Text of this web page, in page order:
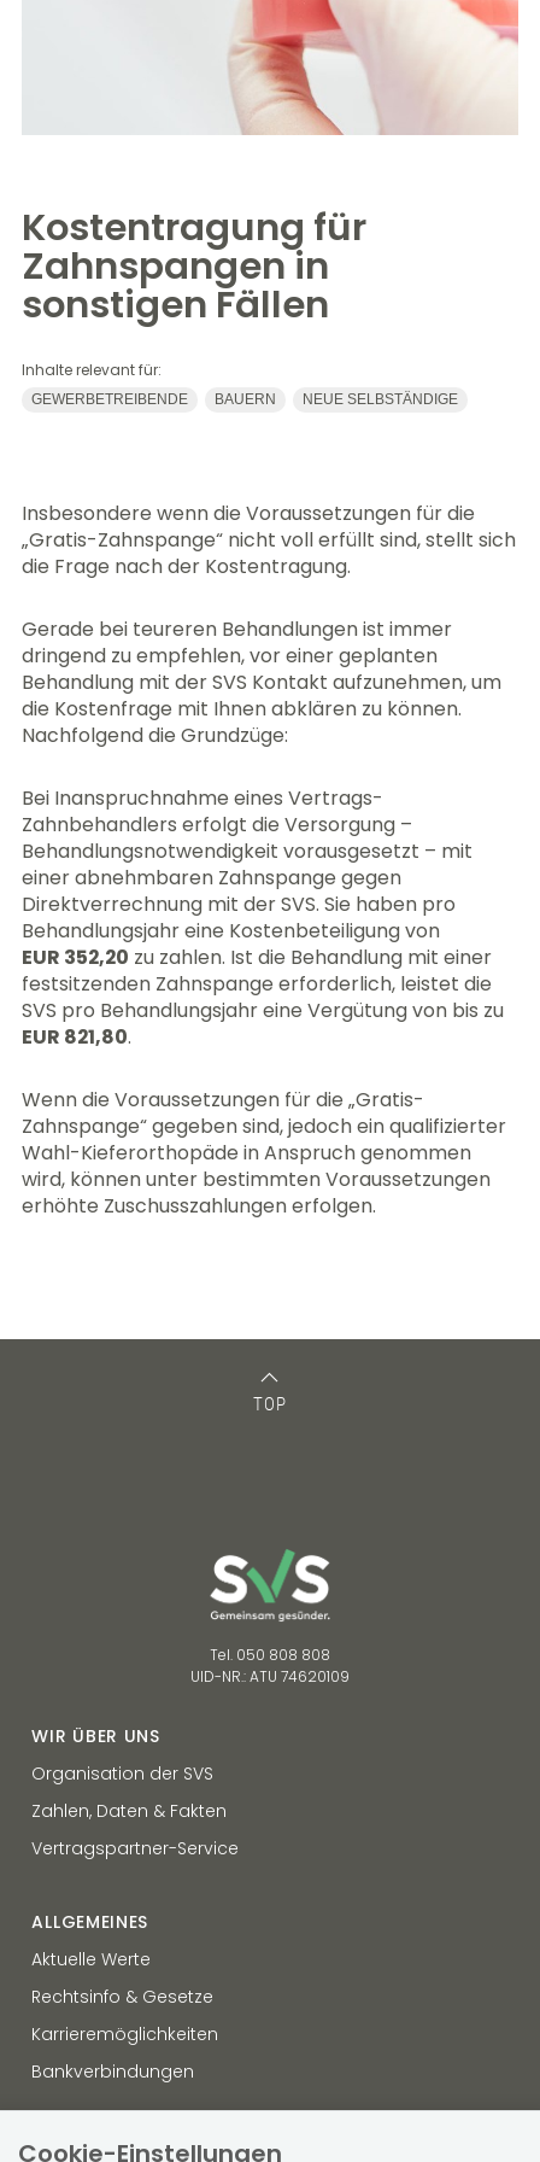
Cookie-Einstellungen
Kostentragung für
Zahnspangen in
sonstigen Fällen
Inhalte relevant für:
GEWERBETREIBENDE BAUERN NEUE SELBSTÄNDIGE
Insbesondere wenn die Voraussetzungen für die
„Gratis-Zahnspange“ nicht voll erfüllt sind, stellt sich
die Frage nach der Kostentragung.
Gerade bei teureren Behandlungen ist immer
dringend zu empfehlen, vor einer geplanten
Behandlung mit der SVS Kontakt aufzunehmen, um
die Kostenfrage mit Ihnen abklären zu können.
Nachfolgend die Grundzüge:
Bei Inanspruchnahme eines Vertrags-
Zahnbehandlers erfolgt die Versorgung –
Behandlungsnotwendigkeit vorausgesetzt – mit
einer abnehmbaren Zahnspange gegen
Direktverrechnung mit der SVS. Sie haben pro
Behandlungsjahr eine Kostenbeteiligung von
EUR 352,20 zu zahlen. Ist die Behandlung mit einer
festsitzenden Zahnspange erforderlich, leistet die
SVS pro Behandlungsjahr eine Vergütung von bis zu
EUR 821,80.
Wenn die Voraussetzungen für die „Gratis-
Zahnspange“ gegeben sind, jedoch ein qualifizierter
Wahl-Kieferorthopäde in Anspruch genommen
wird, können unter bestimmten Voraussetzungen
erhöhte Zuschusszahlungen erfolgen.
TOP
Tel. 050 808 808
UID-NR.: ATU 74620109
WIR ÜBER UNS
Organisation der SVS
Zahlen, Daten & Fakten
Vertragspartner-Service
ALLGEMEINES
Aktuelle Werte
Rechtsinfo & Gesetze
Karrieremöglichkeiten
Bankverbindungen
OFFENLEGUNG